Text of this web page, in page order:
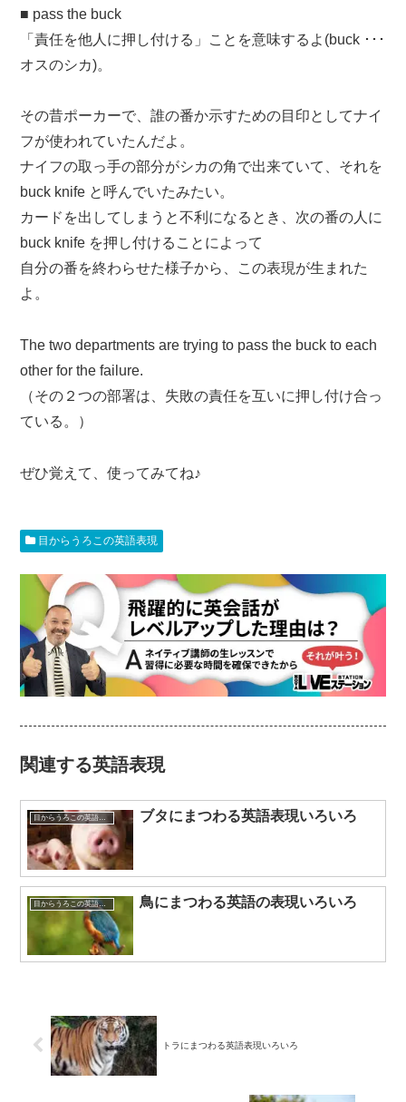
■ pass the buck
「責任を他人に押し付ける」ことを意味するよ(buck ･･･
オスのシカ)。
その昔ポーカーで、誰の番か示すための目印としてナイ
フが使われていたんだよ。
ナイフの取っ手の部分がシカの角で出来ていて、それを
buck knife と呼んでいたみたい。
カードを出してしまうと不利になるとき、次の番の人に
buck knife を押し付けることによって
自分の番を終わらせた様子から、この表現が生まれた
よ。
The two departments are trying to pass the buck to each
other for the failure.
（その２つの部署は、失敗の責任を互いに押し付け合っ
ている。）
ぜひ覚えて、使ってみてね♪
目からうろこの英語表現
関連する英語表現
目からうろこの英語表現 ブタにまつわる英語表現いろいろ
目からうろこの英語表現 鳥にまつわる英語の表現いろいろ
トラにまつわる英語表現いろいろ